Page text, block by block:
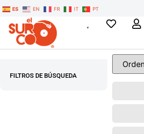
ES EN FR IT PT
FILTROS DE BÚSQUEDA